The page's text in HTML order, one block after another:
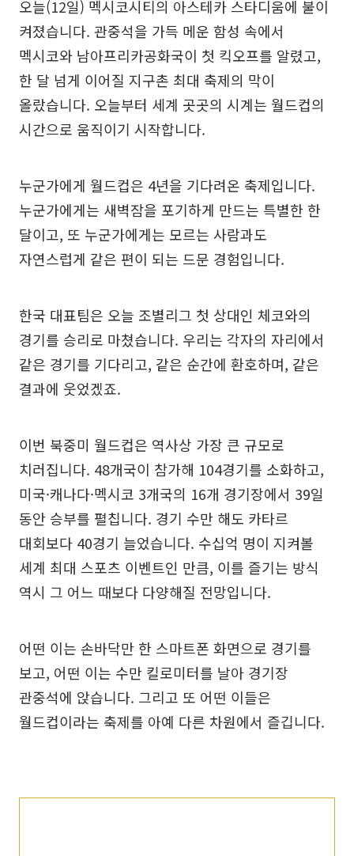
오늘(12일) 멕시코시티의 아스테카 스타디움에 불이
켜졌습니다. 관중석을 가득 메운 함성 속에서
멕시코와 남아프리카공화국이 첫 킥오프를 알렸고,
한 달 넘게 이어질 지구촌 최대 축제의 막이
올랐습니다. 오늘부터 세계 곳곳의 시계는 월드컵의
시간으로 움직이기 시작합니다.
누군가에게 월드컵은 4년을 기다려온 축제입니다.
누군가에게는 새벽잠을 포기하게 만드는 특별한 한
달이고, 또 누군가에게는 모르는 사람과도
자연스럽게 같은 편이 되는 드문 경험입니다.
한국 대표팀은 오늘 조별리그 첫 상대인 체코와의
경기를 승리로 마쳤습니다. 우리는 각자의 자리에서
같은 경기를 기다리고, 같은 순간에 환호하며, 같은
결과에 웃었겠죠.
이번 북중미 월드컵은 역사상 가장 큰 규모로
치러집니다. 48개국이 참가해 104경기를 소화하고,
미국·캐나다·멕시코 3개국의 16개 경기장에서 39일
동안 승부를 펼칩니다. 경기 수만 해도 카타르
대회보다 40경기 늘었습니다. 수십억 명이 지켜볼
세계 최대 스포츠 이벤트인 만큼, 이를 즐기는 방식
역시 그 어느 때보다 다양해질 전망입니다.
어떤 이는 손바닥만 한 스마트폰 화면으로 경기를
보고, 어떤 이는 수만 킬로미터를 날아 경기장
관중석에 앉습니다. 그리고 또 어떤 이들은
월드컵이라는 축제를 아예 다른 차원에서 즐깁니다.